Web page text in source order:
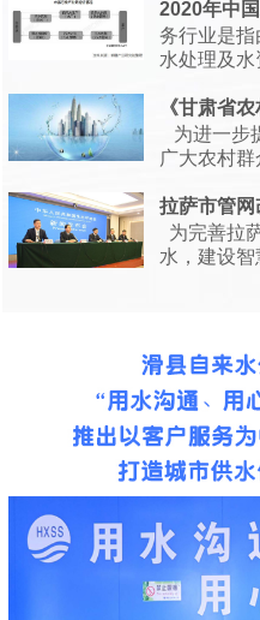
2020年中
务行业是
水处理及
生活的...
《甘肃省
为进一步
广大农村
拉萨市管网
为完善拉
水，建设